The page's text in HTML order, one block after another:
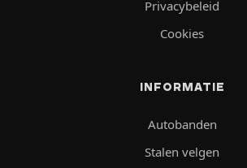
Privacybeleid
Cookies
INFORMATIE
Autobanden
Stalen velgen